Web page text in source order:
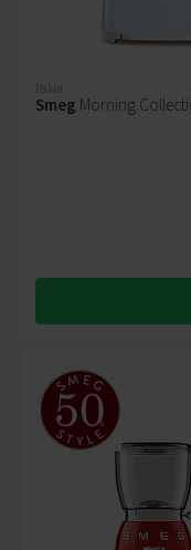
Paket
Smeg Morning